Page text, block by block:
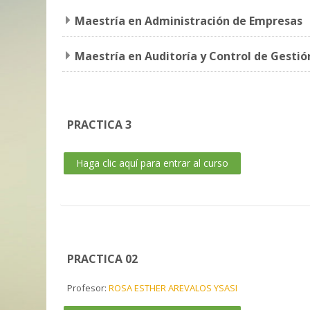
Maestría en Administración de Empresas
Maestría en Auditoría y Control de
PRACTICA 3
Haga clic aquí para entrar al curso
PRACTICA 02
Profesor:ROSA ESTHER AREVALOS YSASI